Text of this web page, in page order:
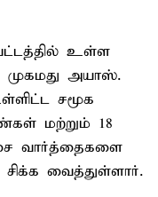
உள்ள
முகமது அயாஸ்.
சமூக
மற்றும் 18
வார்த்தைகளை
வைத்துள்ளார்.